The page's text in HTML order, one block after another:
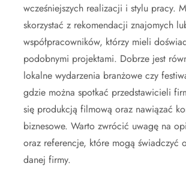
wcześniejszych realizacji i stylu pracy.
skorzystać z rekomendacji znajomych
współpracowników, którzy mieli
podobnymi projektami. Dobrze jest
lokalne wydarzenia branżowe czy
gdzie można spotkać przedstawicieli
się produkcją filmową oraz nawiązać
biznesowe. Warto zwrócić uwagę na
oraz referencje, które mogą świadczyć
danej firmy.